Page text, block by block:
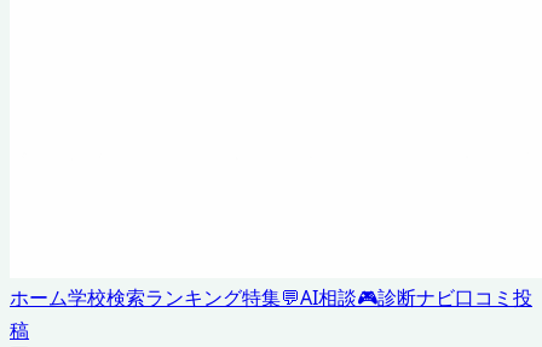
ホーム学校検索ランキング特集💬AI相談🎮診断ナビ口コミ投
稿